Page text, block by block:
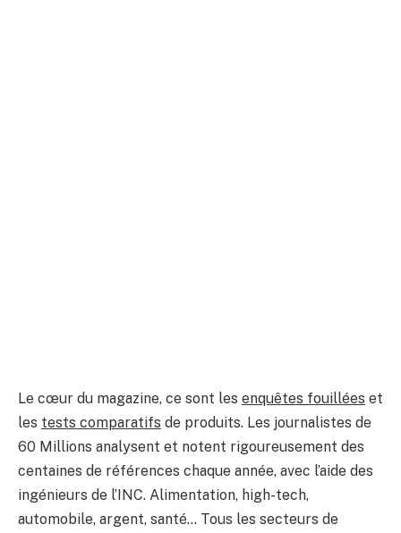
Le cœur du magazine, ce sont les enquêtes fouillées et
les tests comparatifs de produits. Les journalistes de
60 Millions analysent et notent rigoureusement des
centaines de références chaque année, avec l’aide des
ingénieurs de l’INC. Alimentation, high-tech,
automobile, argent, santé… Tous les secteurs de